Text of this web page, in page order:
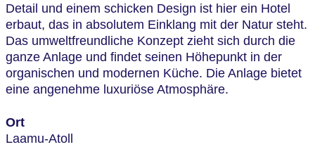
Detail und einem schicken Design ist hier ein Hotel
erbaut, das in absolutem Einklang mit der Natur steht.
Das umweltfreundliche Konzept zieht sich durch die
ganze Anlage und findet seinen Höhepunkt in der
organischen und modernen Küche. Die Anlage bietet
eine angenehme luxuriöse Atmosphäre.
Ort
Laamu-Atoll